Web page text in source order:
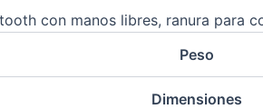
con manos libres, ranura para
Peso
Dimensiones